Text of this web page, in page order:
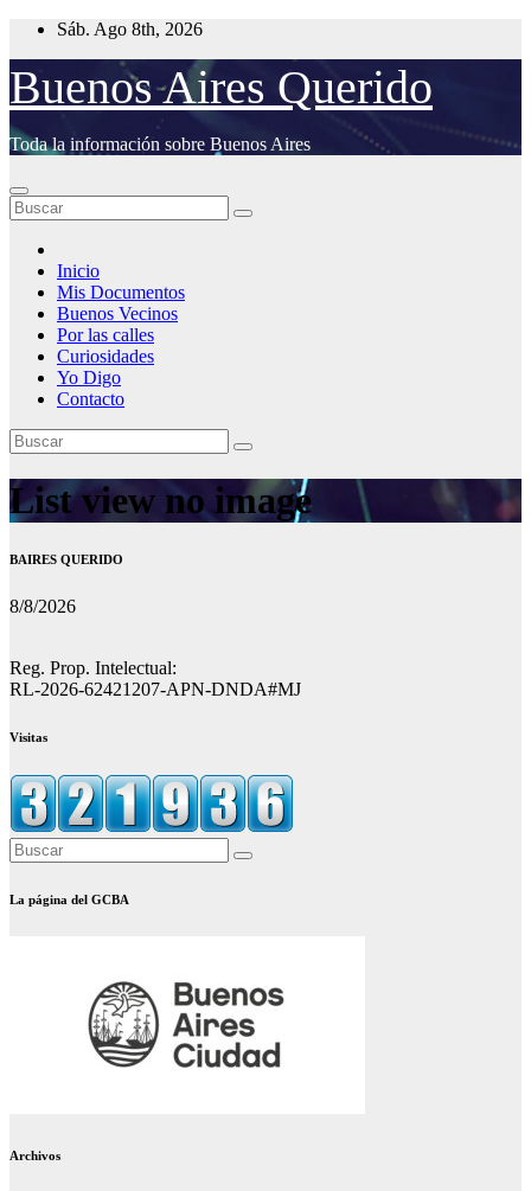
Saltar
contenido
Sáb. Ago 8th, 2026
Buenos Aires Querido
Toda la información sobre Buenos Aires
Inicio
Mis Documentos
Buenos Vecinos
Por las calles
Curiosidades
Yo Digo
Contacto
List view no image
BAIRES QUERIDO
8/8/2026
Reg. Prop. Intelectual:
RL-2026-62421207-APN-DNDA#MJ
Visitas
La página del GCBA
Archivos